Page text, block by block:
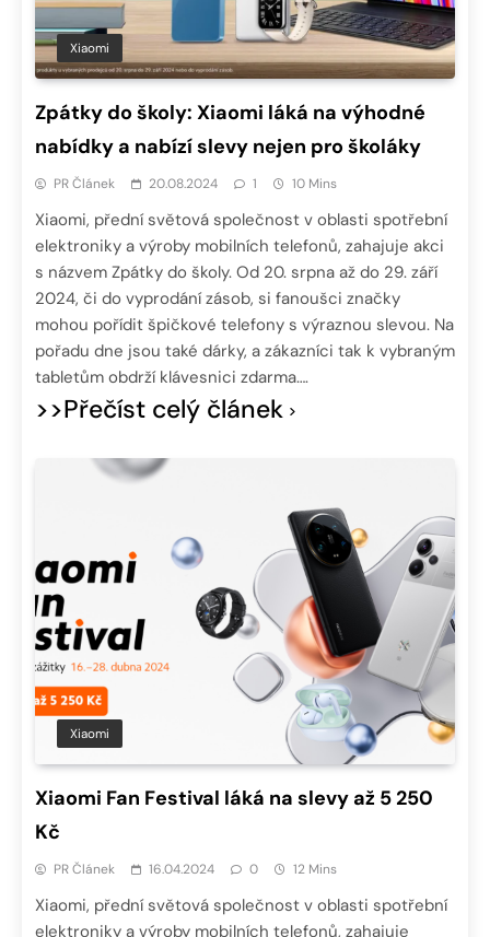
Xiaomi
Zpátky do školy: Xiaomi láká na výhodné
nabídky a nabízí slevy nejen pro školáky
PR Článek 20.08.2024 1 10 Mins
Xiaomi, přední světová společnost v oblasti spotřební
elektroniky a výroby mobilních telefonů, zahajuje akci
s názvem Zpátky do školy. Od 20. srpna až do 29. září
2024, či do vyprodání zásob, si fanoušci značky
mohou pořídit špičkové telefony s výraznou slevou. Na
pořadu dne jsou také dárky, a zákazníci tak k vybraným
tabletům obdrží klávesnici zdarma….
>>Přečíst celý článek
Xiaomi
Xiaomi Fan Festival láká na slevy až 5 250
Kč
PR Článek 16.04.2024 0 12 Mins
Xiaomi, přední světová společnost v oblasti spotřební
elektroniky a výroby mobilních telefonů, zahajuje